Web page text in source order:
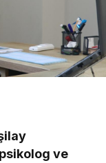
ve